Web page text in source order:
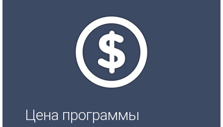
Цена программы